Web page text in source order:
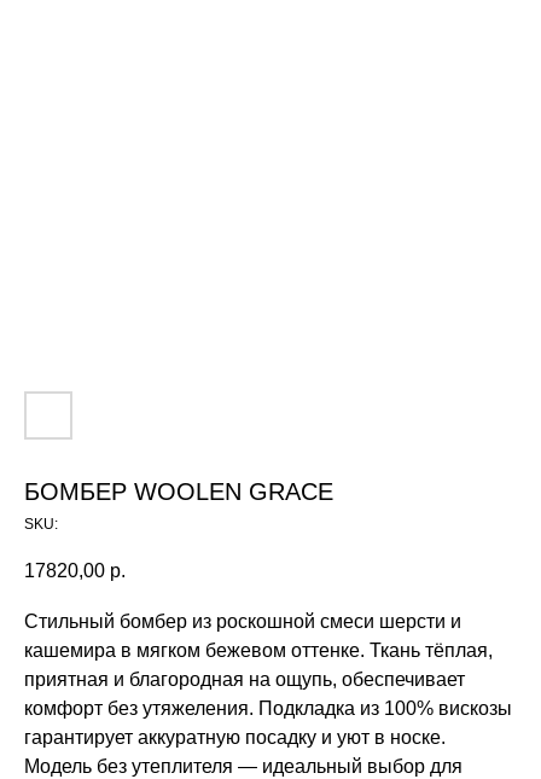
БОМБЕР WOOLEN GRACE
SKU:
17820,00 р.
Стильный бомбер из роскошной смеси шерсти и
кашемира в мягком бежевом оттенке. Ткань тёплая,
приятная и благородная на ощупь, обеспечивает
комфорт без утяжеления. Подкладка из 100% вискозы
гарантирует аккуратную посадку и уют в носке.
Модель без утеплителя — идеальный выбор для